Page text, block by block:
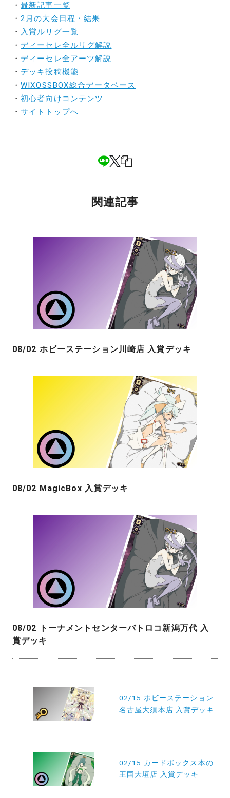
・最新記事一覧
・2月の大会日程・結果
・ 入賞ルリグ一覧
・ ディーセレ全ルリグ解説
・ ディーセレ全アーツ解説
・ デッキ投稿機能
・WIXOSSBOX総合データベース
・初心者向けコンテンツ
・サイトトップへ
関連記事
08/02 ホビーステーション川崎店 入賞デッキ
08/02 MagicBox 入賞デッキ
08/02 トーナメントセンターバトロコ新潟万代 入
賞デッキ
02/15 ホビーステーション
名古屋大須本店 入賞デッキ
02/15 カードボックス本の
王国大垣店 入賞デッキ